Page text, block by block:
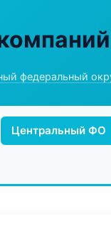
федеральный
Центральный ФО